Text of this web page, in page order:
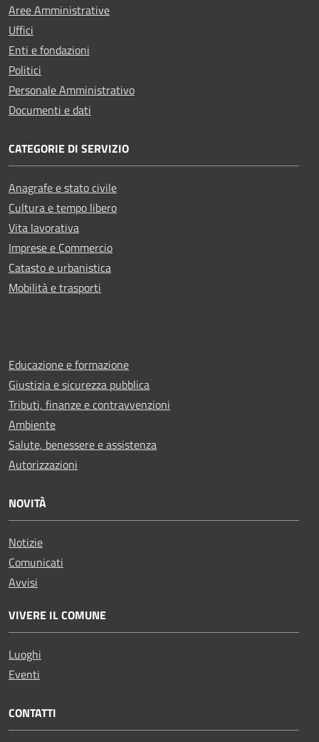
Aree Amministrative
Uffici
Enti e fondazioni
Politici
Personale Amministrativo
Documenti e dati
CATEGORIE DI SERVIZIO
Anagrafe e stato civile
Cultura e tempo libero
Vita lavorativa
Imprese e Commercio
Catasto e urbanistica
Mobilità e trasporti
Educazione e formazione
Giustizia e sicurezza pubblica
Tributi, finanze e contravvenzioni
Ambiente
Salute, benessere e assistenza
Autorizzazioni
NOVITÀ
Notizie
Comunicati
Avvisi
VIVERE IL COMUNE
Luoghi
Eventi
CONTATTI